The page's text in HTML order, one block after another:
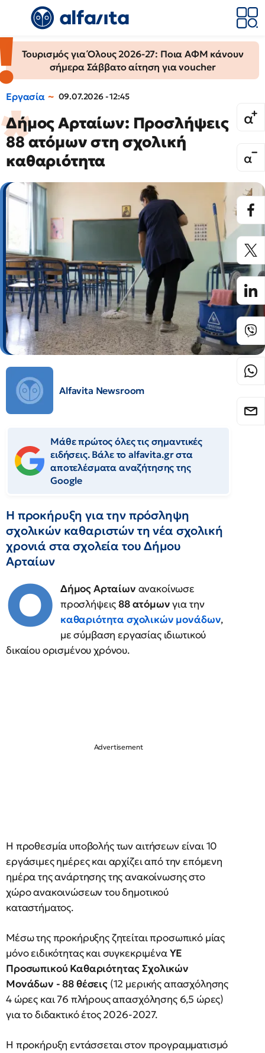
Τουρισμός για Όλους 2026-27: Ποια ΑΦΜ κάνουν
σήμερα Σάββατο αίτηση για voucher
Εργασία 09.07.2026 - 12:45
Δήμος Αρταίων: Προσλήψεις
88 ατόμων στη σχολική
καθαριότητα
Alfavita Newsroom
Μάθε πρώτος όλες τις σημαντικές
ειδήσεις. Βάλε το alfavita.gr στα
αποτελέσματα αναζήτησης της
Google
Η προκήρυξη για την πρόσληψη
σχολικών καθαριστών τη νέα σχολική
χρονιά στα σχολεία του Δήμου
Αρταίων
Ο Δήμος Αρταίων ανακοίνωσε
προσλήψεις88 ατόμωνγια την
καθαριότητα σχολικών μονάδων,
με σύμβαση εργασίας ιδιωτικού
δικαίου ορισμένου χρόνου.
Η προθεσμία υποβολής των αιτήσεων είναι 10
εργάσιμες ημέρες και αρχίζει από την επόμενη
ημέρα της ανάρτησης της ανακοίνωσης στο
χώρο ανακοινώσεων του δημοτικού
καταστήματος.
Μέσω της προκήρυξης ζητείται προσωπικό μίας
μόνο ειδικότητας και συγκεκριμέναΥΕ
Προσωπικού Καθαριότητας Σχολικών
Μονάδων - 88 θέσεις (12 μερικής απασχόλησης
4 ώρες και 76 πλήρους απασχόλησης 6,5 ώρες)
για το διδακτικό έτος 2026-2027.
Η προκήρυξη εντάσσεται στον προγραμματισμό